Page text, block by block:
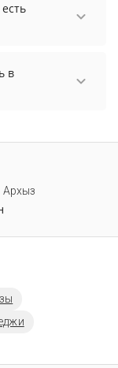
услуга
в
Архыз